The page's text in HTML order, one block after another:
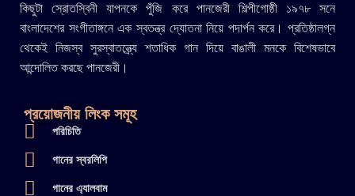
কিছুটা স্রোতস্বিনী যাপনকে পুঁজি করে পানজেরী শিল্পীগোষ্ঠী ১৯৭৮ সনে
বাংলাদেশের সংগীতাঙ্গনে এক স্বতন্ত্র দ্যোতনা নিয়ে পদার্পন করে। প্রতিষ্ঠালগ্ন
থেকেই নিজস্ব সুরস্বাতন্ত্র্যে শতাধিক গান দিয়ে বাঙালী মনকে বিশেষভাবে
আন্দোলিত করছে পানজেরী।
প্রয়োজনীয় লিংক সমূহ
পরিচিতি
গানের স্বরলিপি
গানের এ্যালবাম